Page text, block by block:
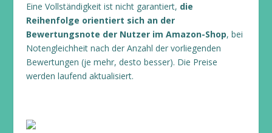
Eine Vollständigkeit ist nicht garantiert, die
Reihenfolge orientiert sich an der
Bewertungsnote der Nutzer im Amazon-Shop, bei
Notengleichheit nach der Anzahl der vorliegenden
Bewertungen (je mehr, desto besser). Die Preise
werden laufend aktualisiert.